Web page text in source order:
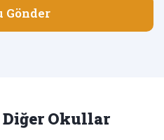
Gönder
Diğer Okullar